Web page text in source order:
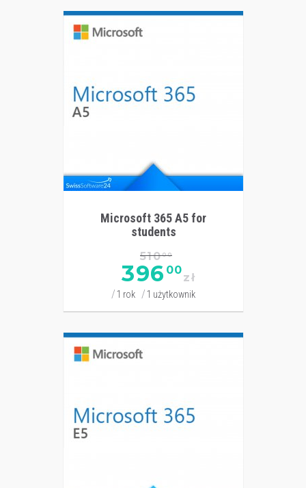
Microsoft 365 A5 for
students
51000
396 00
zł
1 rok 1 użytkownik